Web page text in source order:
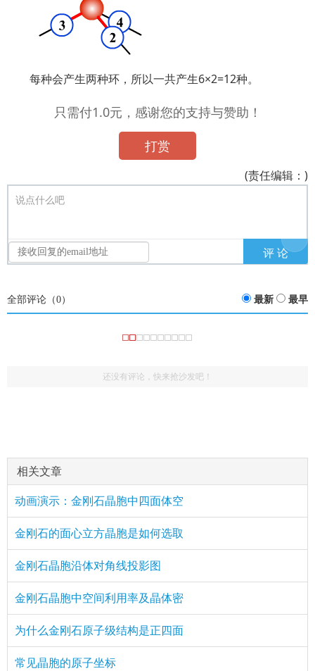
每种会产生两种环，所以一共产生6×2=12种。
只需付1.0元，感谢您的支持与赞助！
打赏
(责任编辑：)
说点什么吧
全部评论（0） 最新 最早
还没有评论，快来抢沙发吧！
相关文章
动画演示：金刚石晶胞中四面体空
金刚石的面心立方晶胞是如何选取
金刚石晶胞沿体对角线投影图
金刚石晶胞中空间利用率及晶体密
为什么金刚石原子级结构是正四面
常见晶胞的原子坐标